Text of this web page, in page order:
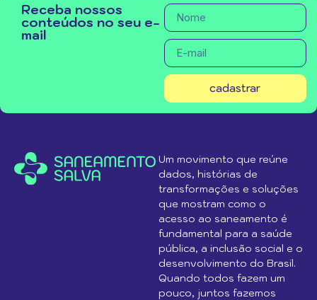
Receba nossos
conteúdos no seu e-
mail
cadastrar
Um movimento que reúne
dados, histórias de
transformações e soluções
que mostram como o
acesso ao saneamento é
fundamental para a saúde
pública, a inclusão social e o
desenvolvimento do Brasil.
Quando todos fazem um
pouco, juntos fazemos